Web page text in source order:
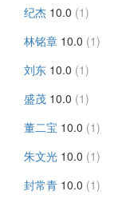
纪杰 10.0 (1)
林铭章 10.0 (1)
刘东 10.0 (1)
盛茂 10.0 (1)
董二宝 10.0 (1)
朱文光 10.0 (1)
封常青 10.0 (1)